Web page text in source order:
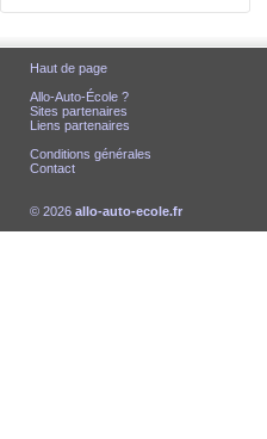
Haut de page
Allo-Auto-École ?
Sites partenaires
Liens partenaires
Conditions générales
Contact
© 2026 allo-auto-ecole.fr